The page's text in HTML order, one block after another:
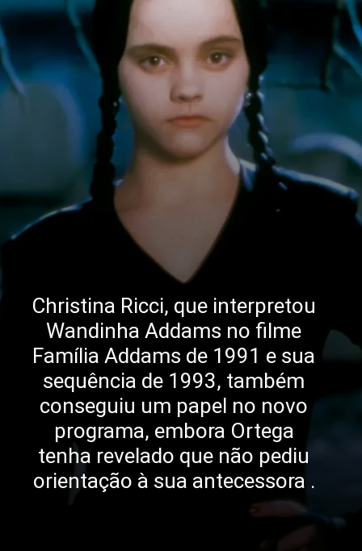
Christina Ricci, que interpretou
Wandinha Addams no filme
Família Addams de 1991 e sua
sequência de 1993, também
conseguiu um papel no novo
programa, embora Ortega
tenha revelado que não pediu
orientação à sua antecessora .